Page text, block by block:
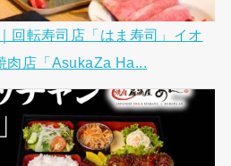
回転寿司店「はま寿司」イオ
肉店「AsukaZa Ha...